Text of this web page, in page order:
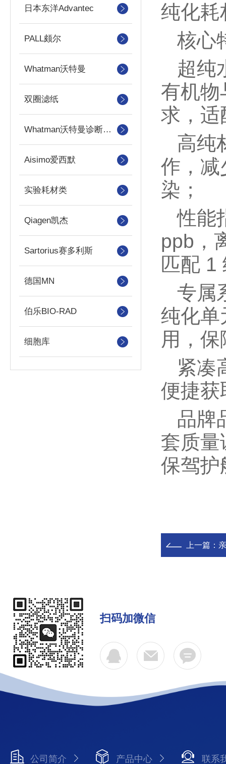
日本东洋Advantec
PALL颇尔
Whatman沃特曼
双圈滤纸
Whatman沃特曼诊断产品
Aisimo爱西默
实验耗材类
Qiagen凯杰
Sartorius赛多利斯
德国MN
伯乐BIO-RAD
细胞库
纯化耗
核心
超纯
有机物
求，适
高纯
作，减
染；
性能
ppb，
匹配 1
专属
纯化单
用，
紧凑
便捷获
品牌
套质量
保驾护
上一篇：
扫码加微信
公司简介 产品中心 联系